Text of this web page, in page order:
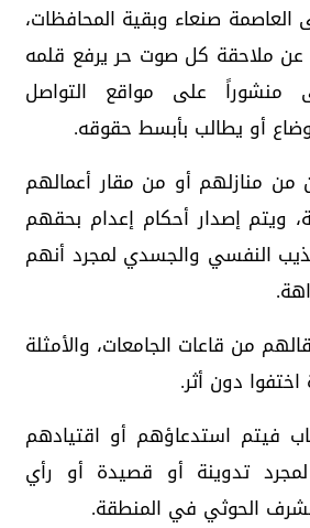
صنعاء وبقية المحافظات،
عن ملاحقة كل صوت حر يرفع قلمه
على مواقع التواصل
أو يطالب بأبسط حقوقه.
من منازلهم أو من مقار أعمالهم
ويتم إصدار أحكام إعدام بحقهم
النفسي والجسدي لمجرد أنهم
من قاعات الجامعات، والأمثلة
دون أثر.
فيتم استدعاؤهم أو اقتيادهم
تدوينة أو قصيدة أو رأي
الحوثي في المنطقة.